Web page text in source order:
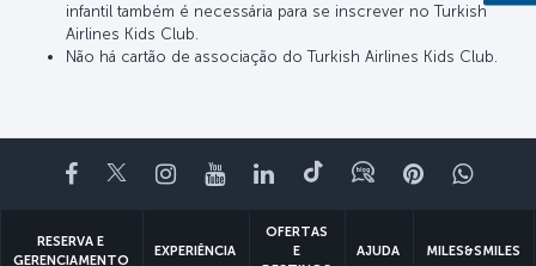
infantil também é necessária para se inscrever no Turkish
Airlines Kids Club.
Não há cartão de associação do Turkish Airlines Kids Club.
Facebook
TwitterInstagram
YouTubeLinkedIn
TiktokBlogPinterest
RESERVA E
GERENCIAMENTO
EXPERIÊNCIA
OFERTAS
E
AJUDA MILES&SMILES